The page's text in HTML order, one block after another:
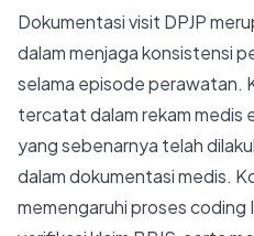
Dokumentasi visit DPJP
dalam menjaga konsistensi
selama episode perawatan.
tercatat dalam rekam medis
yang sebenarnya telah
dalam dokumentasi medis.
memengaruhi proses